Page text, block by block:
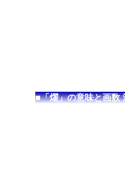
■「燿」の意味と画数